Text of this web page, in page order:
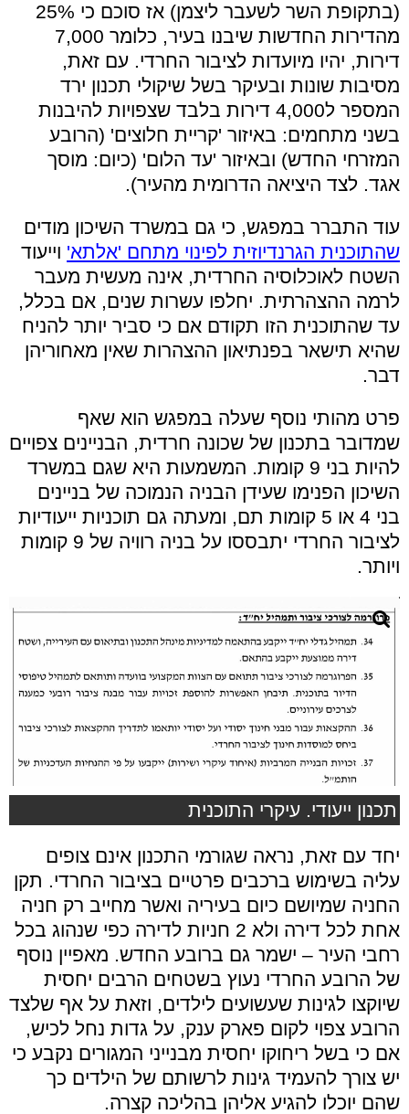
(בתקופת השר לשעבר ליצמן) אז סוכם כי 25%
מהדירות החדשות שיבנו בעיר, כלומר 7,000
דירות, יהיו מיועדות לציבור החרדי. עם זאת,
מסיבות שונות ובעיקר בשל שיקולי תכנון ירד
המספר ל4,000 דירות בלבד שצפויות להיבנות
בשני מתחמים: באיזור 'קריית חלוצים' (הרובע
המזרחי החדש) ובאיזור 'עד הלום' (כיום: מוסך
אגד. לצד היציאה הדרומית מהעיר).
עוד התברר במפגש, כי גם במשרד השיכון מודים
שהתוכנית הגרנדיוזית לפינוי מתחם 'אלתא' וייעוד
השטח לאוכלוסיה החרדית, אינה מעשית מעבר
לרמה ההצהרתית. יחלפו עשרות שנים, אם בכלל,
עד שהתוכנית הזו תקודם אם כי סביר יותר להניח
שהיא תישאר בפנתיאון ההצהרות שאין מאחוריהן
דבר.
פרט מהותי נוסף שעלה במפגש הוא שאף
שמדובר בתכנון של שכונה חרדית, הבניינים צפויים
להיות בני 9 קומות. המשמעות היא שגם במשרד
השיכון הפנימו שעידן הבניה הנמוכה של בניינים
בני 4 או 5 קומות תם, ומעתה גם תוכניות ייעודיות
לציבור החרדי יתבססו על בניה רוויה של 9 קומות
ויותר.
תכנון ייעודי. עיקרי התוכנית
יחד עם זאת, נראה שגורמי התכנון אינם צופים
עליה בשימוש ברכבים פרטיים בציבור החרדי. תקן
החניה שמיושם כיום בעיריה ואשר מחייב רק חניה
אחת לכל דירה ולא 2 חניות לדירה כפי שנהוג בכל
רחבי העיר – ישמר גם ברובע החדש. מאפיין נוסף
של הרובע החרדי נעוץ בשטחים הרבים יחסית
שיוקצו לגינות שעשועים לילדים, וזאת על אף שלצד
הרובע צפוי לקום פארק ענק, על גדות נחל לכיש,
אם כי בשל ריחוקו יחסית מבנייני המגורים נקבע כי
יש צורך להעמיד גינות לרשותם של הילדים כך
שהם יוכלו להגיע אליהן בהליכה קצרה.